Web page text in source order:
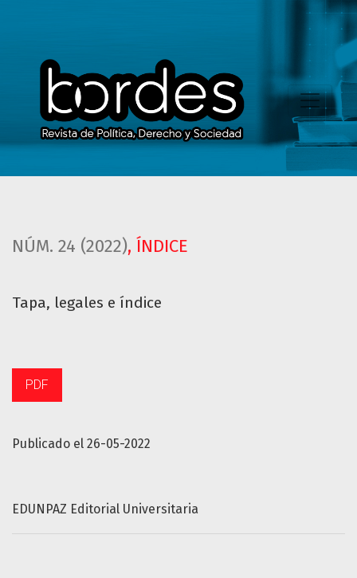
NÚM. 24 (2022), ÍNDICE
Tapa, legales e índice
Publicado el 26-05-2022
PDF
EDUNPAZ Editorial Universitaria